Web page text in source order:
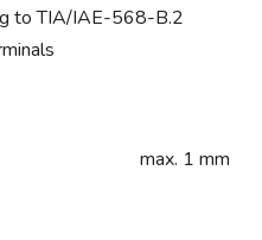
to TIA/IAE-568-B.2
max. 1 mm